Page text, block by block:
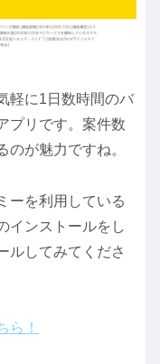
軽に1日数時間のバ
プリです。案件数
のが魅力ですね。
ーを利用している
インストールをし
ルしてみてくださ
ら！